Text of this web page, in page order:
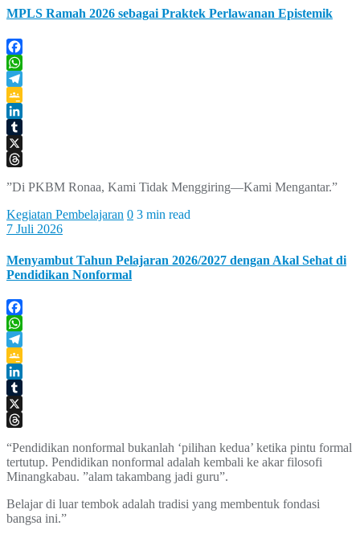
MPLS Ramah 2026 sebagai Praktek Perlawanan Epistemik
Facebook
WhatsApp
Telegram
Google
Classroom
LinkedIn
Tumblr
X
”Di PKBM Ronaa, Kami Tidak Menggiring—Kami Mengantar.”
Kegiatan Pembelajaran 0 3 min read
7 Juli 2026
Menyambut Tahun Pelajaran 2026/2027 dengan Akal Sehat di
Pendidikan Nonformal
Facebook
WhatsApp
Telegram
Google
Classroom
LinkedIn
Tumblr
X
“Pendidikan nonformal bukanlah ‘pilihan kedua’ ketika pintu formal
tertutup. Pendidikan nonformal adalah kembali ke akar filosofi
Minangkabau. ”alam takambang jadi guru”.
Belajar di luar tembok adalah tradisi yang membentuk fondasi
bangsa ini.”